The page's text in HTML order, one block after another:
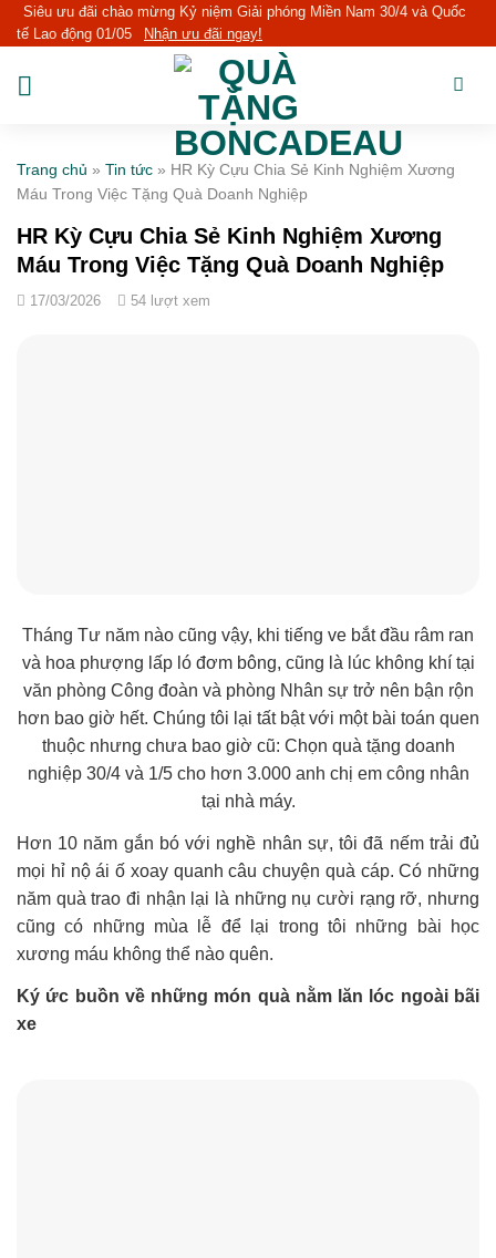
SkipSiêu ưu đãi chào mừng Kỷ niệm Giải phóng Miền Nam 30/4 và Quốc
tế Lao động 01/05
Nhận ưu đãi ngay!
Trang chủ » Tin tức » HR Kỳ Cựu Chia Sẻ Kinh Nghiệm Xương
Máu Trong Việc Tặng Quà Doanh Nghiệp
HR Kỳ Cựu Chia Sẻ Kinh Nghiệm Xương
Máu Trong Việc Tặng Quà Doanh Nghiệp
17/03/2026 54 lượt xem
Tháng Tư năm nào cũng vậy, khi tiếng ve bắt đầu râm ran
và hoa phượng lấp ló đơm bông, cũng là lúc không khí tại
văn phòng Công đoàn và phòng Nhân sự trở nên bận rộn
hơn bao giờ hết. Chúng tôi lại tất bật với một bài toán quen
thuộc nhưng chưa bao giờ cũ: Chọn quà tặng doanh
nghiệp 30/4 và 1/5 cho hơn 3.000 anh chị em công nhân
tại nhà máy.
Hơn 10 năm gắn bó với nghề nhân sự, tôi đã nếm trải đủ
mọi hỉ nộ ái ố xoay quanh câu chuyện quà cáp. Có những
năm quà trao đi nhận lại là những nụ cười rạng rỡ, nhưng
cũng có những mùa lễ để lại trong tôi những bài học
xương máu không thể nào quên.
Ký ức buồn về những món quà nằm lăn lóc ngoài bãi
xe